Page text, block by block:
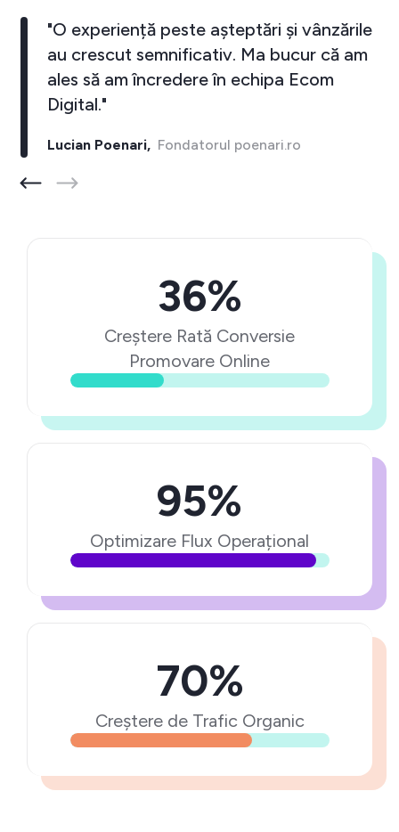
"O experiență peste așteptări și vânzările
au crescut semnificativ. Ma bucur că am
ales să am încredere în echipa Ecom
Digital."
Lucian Poenari,Fondatorul poenari.ro
36%
Creștere Rată Conversie
Promovare Online
95%
Optimizare Flux Operațional
70%
Creștere de Trafic Organic